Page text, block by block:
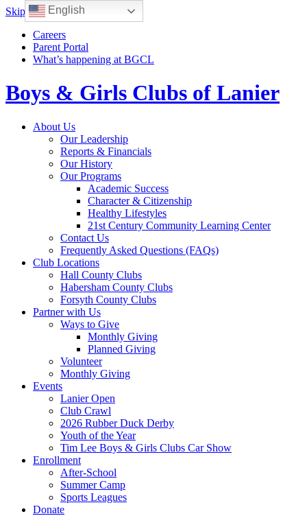
Skip to content
Careers
Parent Portal
What’s happening at BGCL
Boys & Girls Clubs of Lanier
Toggle
navigation
About Us
Our Leadership
Reports & Financials
Our History
Our Programs
Academic Success
Character & Citizenship
Healthy Lifestyles
21st Century Community Learning Center
Contact Us
Frequently Asked Questions (FAQs)
Club Locations
Hall County Clubs
Habersham County Clubs
Forsyth County Clubs
Partner with Us
Ways to Give
Monthly Giving
Planned Giving
Volunteer
Monthly Giving
Events
Lanier Open
Club Crawl
2026 Rubber Duck Derby
Youth of the Year
Tim Lee Boys & Girls Clubs Car Show
Enrollment
After-School
Summer Camp
Sports Leagues
Donate
English